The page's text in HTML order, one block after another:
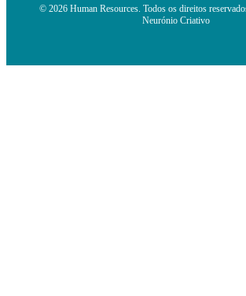
© 2026 Human Resources. Todos os direitos
Neurónio Criativo